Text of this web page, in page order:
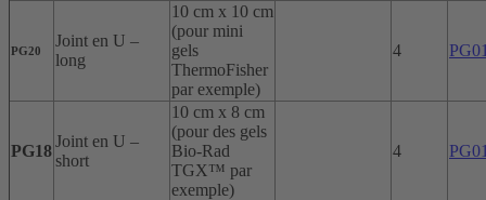
PG20
Joint en U –
long
10 cm x 10 cm
(pour mini
gels
ThermoFisher
par exemple)
4
PG18
Joint en U –
short
10 cm x 8 cm
(pour des gels
Bio-Rad
TGX™ par
exemple)
4